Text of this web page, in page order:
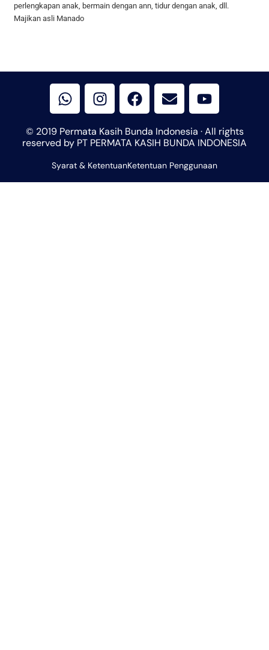
perlengkapan anak, bermain dengan ann, tidur dengan anak, dll.
Majikan asli Manado
h
a
t
s
a
p
p
n
s
t
a
r
a
a
c
b
o
k
n
v
e
l
p
e
o
u
t
u
e
© 2019 Permata Kasih Bunda Indonesia · All rights
reserved by PT PERMATA KASIH BUNDA INDONESIA
Syarat & KetentuanKetentuan Penggunaan